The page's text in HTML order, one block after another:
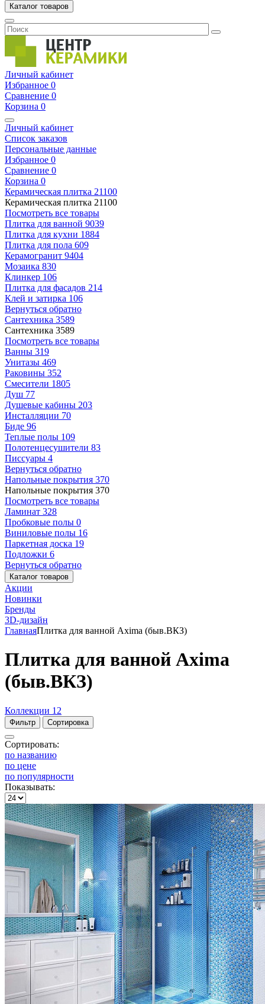
Каталог товаров
Личный кабинет
Избранное 0
Сравнение 0
Корзина 0
Личный кабинет
Список заказов
Персональные данные
Избранное 0
Сравнение 0
Корзина 0
Керамическая плитка 21100
Керамическая плитка 21100
Посмотреть все товары
Плитка для ванной 9039
Плитка для кухни 1884
Плитка для пола 609
Керамогранит 9404
Мозаика 830
Клинкер 106
Плитка для фасадов 214
Клей и затирка 106
Вернуться обратно
Сантехника 3589
Сантехника 3589
Посмотреть все товары
Ванны 319
Унитазы 469
Раковины 352
Смесители 1805
Душ 77
Душевые кабины 203
Инсталляции 70
Биде 96
Теплые полы 109
Полотенцесушители 83
Писсуары 4
Вернуться обратно
Напольные покрытия 370
Напольные покрытия 370
Посмотреть все товары
Ламинат 328
Пробковые полы 0
Виниловые полы 16
Паркетная доска 19
Подложки 6
Вернуться обратно
Каталог товаров
Акции
Новинки
Бренды
3D-дизайн
ГлавнаяПлитка для ванной Axima (быв.ВКЗ)
Плитка для ванной Axima
(быв.ВКЗ)
Коллекции 12
Фильтр Сортировка
Сортировать:
по названию
по цене
по популярности
Показывать: